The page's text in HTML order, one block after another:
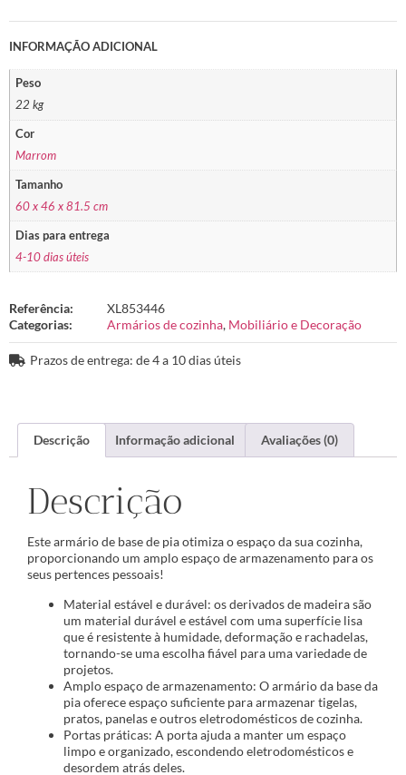
INFORMAÇÃO ADICIONAL
Peso
22 kg
Cor
Marrom
Tamanho
60 x 46 x 81.5 cm
Dias para entrega
4-10 dias úteis
Referência:
XL853446
Categorias:
Armários de cozinha, Mobiliário e Decoração
Prazos de entrega: de 4 a 10 dias úteis
Descrição Informação adicional Avaliações (0)
Descrição
Este armário de base de pia otimiza o espaço da sua cozinha,
proporcionando um amplo espaço de armazenamento para os
seus pertences pessoais!
Material estável e durável: os derivados de madeira são
um material durável e estável com uma superfície lisa
que é resistente à humidade, deformação e rachadelas,
tornando-se uma escolha fiável para uma variedade de
projetos.
Amplo espaço de armazenamento: O armário da base da
pia oferece espaço suficiente para armazenar tigelas,
pratos, panelas e outros eletrodomésticos de cozinha.
Portas práticas: A porta ajuda a manter um espaço
limpo e organizado, escondendo eletrodomésticos e
desordem atrás deles.